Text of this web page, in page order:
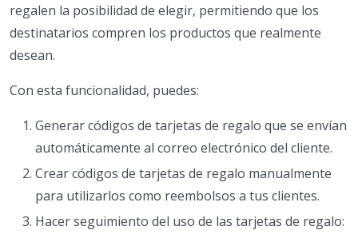
regalen la posibilidad de elegir, permitiendo que los
destinatarios compren los productos que realmente
desean.
Con esta funcionalidad, puedes:
Generar códigos de tarjetas de regalo que se envían
automáticamente al correo electrónico del cliente.
Crear códigos de tarjetas de regalo manualmente
para utilizarlos como reembolsos a tus clientes.
Hacer seguimiento del uso de las tarjetas de regalo: